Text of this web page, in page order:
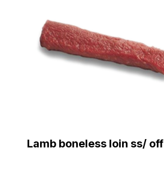
Lamb boneless loin ss/ off